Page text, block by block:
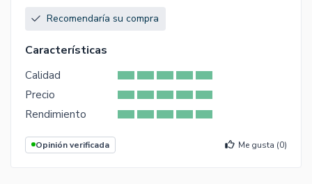
Recomendaría su compra
Características
Calidad
Precio
Rendimiento
Opinión verificada Me gusta (0)